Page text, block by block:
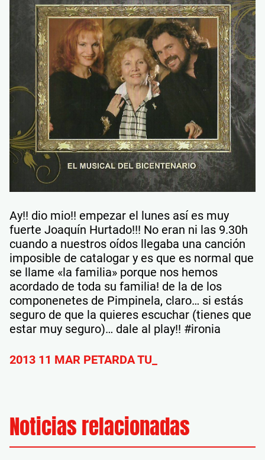
Ay!! dio mio!! empezar el lunes así es muy
fuerte Joaquín Hurtado!!! No eran ni las 9.30h
cuando a nuestros oídos llegaba una canción
imposible de catalogar y es que es normal que
se llame «la familia» porque nos hemos
acordado de toda su familia! de la de los
componenetes de Pimpinela, claro… si estás
seguro de que la quieres escuchar (tienes que
estar muy seguro)… dale al play!! #ironia
2013 11 MAR PETARDA TU_
Noticias relacionadas